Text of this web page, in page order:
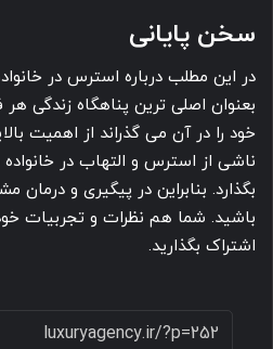
سخن پایانی
در این مطلب درباره استرس در
بعنوان اصلی ترین پناهگاه زندگی
خود را در آن می گذراند از اهمیت
ناشی از استرس و التهاب در خانواده
بگذارد. بنابراین در پیگیری و درمان
باشید. شما هم نظرات و تجربیات
اشتراک بگذارید.